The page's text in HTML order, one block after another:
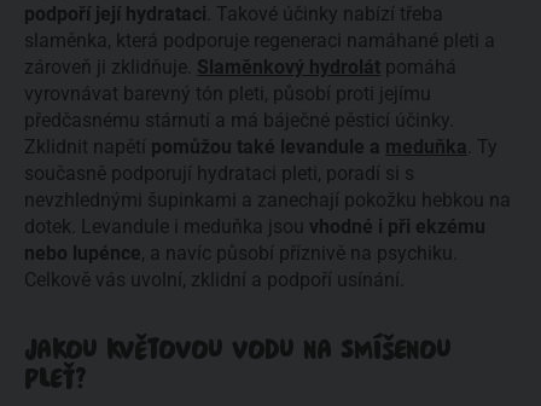
podpoří její hydrataci . Takové účinky nabízí třeba
slaměnka, která podporuje regeneraci namáhané pleti a
zároveň ji zklidňuje. Slaměnkový hydrolát pomáhá
vyrovnávat barevný tón pleti, působí proti jejímu
předčasnému stárnutí a má báječné pěsticí účinky.
Zklidnit napětí pomůžou také levandule a meduňka . Ty
současně podporují hydrataci pleti, poradí si s
nevzhlednými šupinkami a zanechají pokožku hebkou na
dotek. Levandule i meduňka jsou vhodné i při ekzému
nebo lupénce, a navíc působí příznivě na psychiku.
Celkově vás uvolní, zklidní a podpoří usínání.
JAKOU KVĚTOVOU VODU NA SMÍŠENOU
PLEŤ?